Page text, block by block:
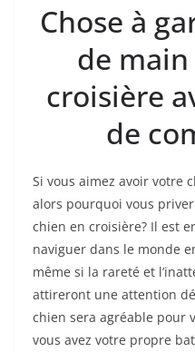
Chose à
de main
croisière
de
Si vous aimez avoir votre
alors pourquoi vous
chien en croisière? Il est
naviguer dans le monde
même si la rareté et
attireront une attention
chien sera agréable pour
vous avez votre propre